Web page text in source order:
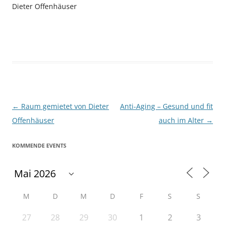
Dieter Offenhäuser
Beitragsnavigation
← Raum gemietet von Dieter
Offenhäuser
Anti-Aging – Gesund und fit
auch im Alter →
KOMMENDE EVENTS
M D M D F S S
27 28 29 30 1 2 3